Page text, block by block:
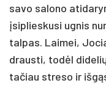
sa­vo sa­lo­no
įsip­lies­ku­si ug­nis
tal­pas. Lai­mei,
draus­ti, todėl
ta­čiau stre­so ir